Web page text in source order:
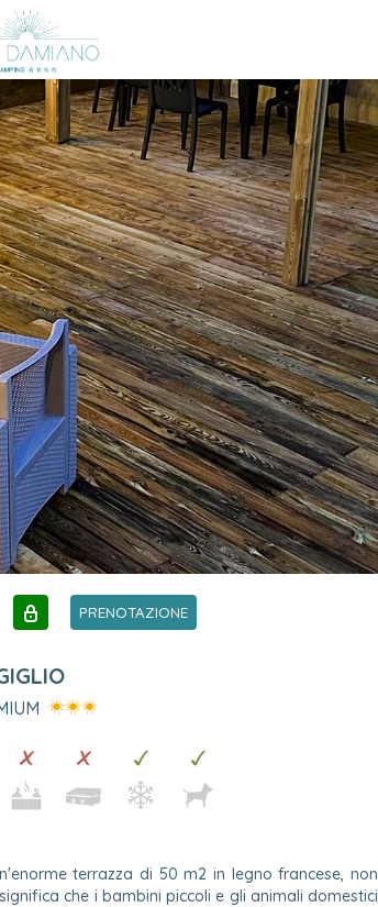
PRENOTAZIONE
terrazza di 50 m2 in legno francese, non
che i bambini piccoli e gli animali domestici